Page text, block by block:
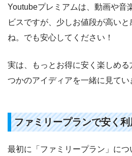
Youtubeプレミアムは、動画や音
ビスですが、少しお値段が高い
ね。でも安心してください！
実は、もっとお得に安く楽しめる
つかのアイディアを一緒に見てい
ファミリープランで安く
最初に「ファミリープラン」に